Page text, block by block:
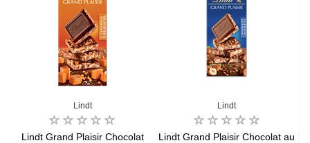
Lindt
Lindt Grand Plaisir Chocolat
Lindt
Lindt Grand Plaisir Chocolat au